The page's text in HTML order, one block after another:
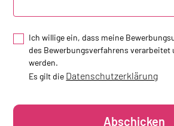
Ich willige ein, dass meine
des Bewerbungsverfahrens verarbeitet
werden.
Es gilt die Datenschutzerklärung